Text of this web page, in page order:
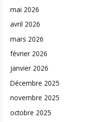
mai 2026
avril 2026
mars 2026
février 2026
janvier 2026
Décembre 2025
novembre 2025
octobre 2025